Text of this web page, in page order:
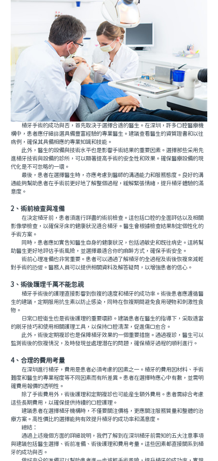
植牙手術的成功與否，首先取決于選擇合適的醫生。在深圳，許多口腔醫療機
構中，患者應仔細篩選具備豐富經驗的專業醫生。建議查看醫生的資質證書和以往
病例，確保其具備相應的專業知識和技能。
此外，醫生的設備與技術水平也是影響手術結果的重要因素。選擇那些采用先
進植牙技術與設備的診所，可以顯著提高手術的安全性和效果。確保醫療設備的現
代化是不可忽略的一環。
最後，患者在選擇醫生時，亦應考慮到醫師的溝通能力和服務態度。良好的溝
通能夠幫助患者在手術前更好地了解整個過程，緩解緊張情緒，提升植牙體驗的滿
意度。
2、術前檢查與准備
在決定植牙前，患者須進行詳盡的術前檢查。這包括口腔的全面評估以及相關
影像學檢查，以確保牙床的健康狀況適合植牙。醫生會根據檢查結果制定個性化的
手術方案。
同時，患者應如實告知醫生自身的健康狀況，包括過敏史和既往病史。這將幫
助醫生更好地評估手術風險，並選擇最適合你的麻醉方式，確保手術安全。
術前心理准備也非常重要。患者可以通過了解植牙的全過程及術後恢複來減輕
對手術的恐懼。醫務人員可以提供相關資料及解答疑問，以增強患者的信心。
3、術後護理千萬不能忽視
植牙手術後的護理直接影響到恢複的速度和植牙的成功率。術後患者應遵循醫
生的建議，定期服用抗生素以防止感染，同時在恢複期間避免食用硬物和刺激性食
物。
日常口腔衛生也是術後護理的重要環節。建議患者在醫生的指導下，采取適當
的刷牙技巧和使用相關護理工具，以保持口腔清潔，促進傷口愈合。
此外，術後定期複診也是保障植牙效果的一個重要措施。通過複診，醫生可以
監測術後的恢複情況，及時發現並處理潛在的問題，確保植牙過程的順利進行。
4、合理的費用考量
在深圳進行植牙，費用是患者必須考慮的因素之一。植牙的費用因材料、手術
難度和醫生的專業程度等不同因素而有所差異。患者在選擇時應心中有數，並需明
確費用報價的透明性。
除了手術費用外，術後護理和定期複診也可能産生額外費用。患者需綜合考慮
這些長期費用，以確保提供持續的口腔護理。
建議患者在選擇植牙機構時，不僅要關注價格，更應關注服務質量和整體的治
療方案。高性價比的選擇能夠有效提升植牙的成功率和滿意度。
總結：
通過上述幾個方面的詳細說明，我們了解到在深圳植牙前需知的五大注意事項
與建議包括醫生選擇、術前准備、術後護理和費用考量。這些因素都直接關系到植
牙的成功與否。